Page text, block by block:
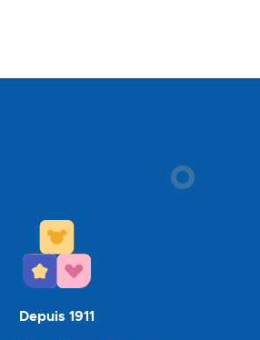
Depuis 1911